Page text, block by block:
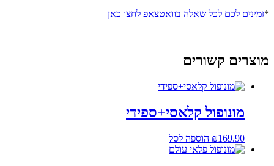
*זמינים לכם לכל שאלה בוואטצאפ לחצו כאן
מוצרים קשורים
מונופול קלאסי+ספידי
₪169.90 הוספה לסל